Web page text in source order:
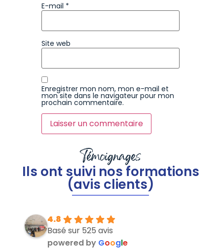
E-mail *
Site web
Enregistrer mon nom, mon e-mail et
mon site dans le navigateur pour mon
prochain commentaire.
Témoignages
Ils ont suivi nos formations
(avis clients)
4.8
Basé sur 525 avis
powered by Google